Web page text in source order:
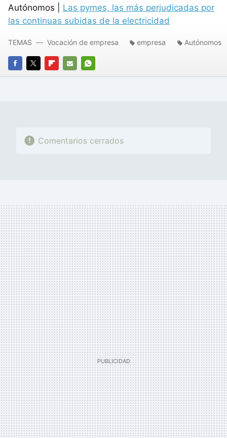
Autónomos | Las pymes, las más perjudicadas por
las continuas subidas de la electricidad
FACEBOOK
TWITTERFLIPBOARD
E-
WHATSAPP
TEMAS Vocación de empresa empresa Autónomos
Comentarios cerrados